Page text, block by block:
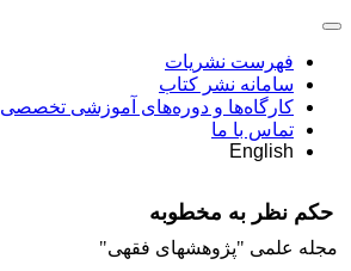
فهرست نشریات
سامانه نشر کتاب
کارگاه‌ها و دوره‌های آموزشی تخصصی
تماس با ما
English
حکم نظر به مخطوبه
مجله علمی "پژوهشهای فقهی"